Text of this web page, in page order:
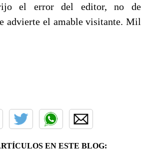
el error del editor, no de
advierte el amable visitante. Mil
EN ESTE BLOG: